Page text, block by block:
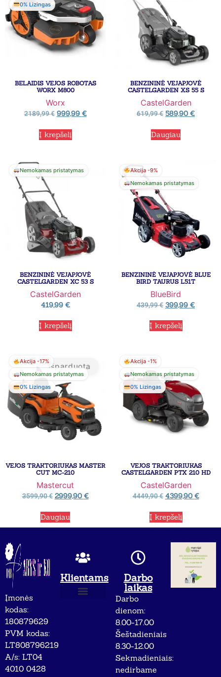
0% Lizingas
BELAIDIS VEJOS ROBOTAS
WORX M800
Worx
2189,99€ 999,99 €
Į krepšelį
BENZININĖ VEJAPJOVĖ
CASTELGARDEN XS 55 S
CastelGarden
619,99€ 589,90€
Daugiau
Nemokamas pristatymas
BENZININĖ VEJAPJOVĖ
CASTELGARDEN XC 53 S
CastelGarden
419,99 €
Į krepšelį
Akcija -9%
Nemokamas pristatymas
BENZININĖ VEJAPJOVĖ BLUE
BIRD TAURUS L51T
BlueBird
439,99€ 399,99 €
Į krepšelį
Akcija -17%
Nemokamas pristatymas
0% Lizingas
Išparduota
VEJOS TRAKTORIUKAS MASTER
CUT MC-210
Mastercut
3599,90€ 2999,90€
Daugiau
Akcija -1%
Nemokamas pristatymas
0% Lizingas
VEJOS TRAKTORIUKAS
CASTELGARDEN PTX 210 HD
CastelGarden
4449,90€ 4399,90€
Į krepšelį
Įmonės
kodas:
180879629
PVM kodas:
LT808796219
A/s: LT04
4010 0428
Klientams
Darbo
laikas
Darbo
dienom:
8.00-17.00
Šeštadieniais
8.30-12.00
Sekmadieniais:
nedirbame